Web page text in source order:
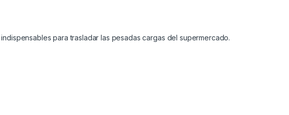
para trasladar las pesadas cargas del supermercado.